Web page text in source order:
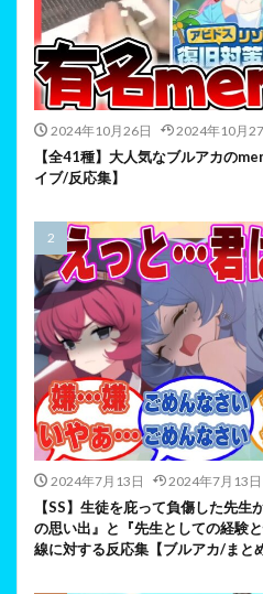
2024年10月26日 2024年10月
【全41種】大人気なブルアカの
イブ/反応集】
2024年7月13日 2024年7月13日
【SS】生徒を庇って負傷した先
の思い出』と『先生としての経験
線に対する反応集【ブルアカ/まと